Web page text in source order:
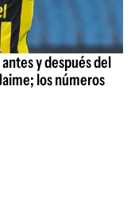
y después del
los números